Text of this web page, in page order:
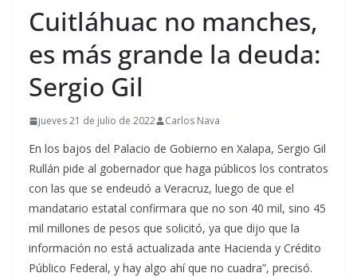
Cuitláhuac no manches,
es más grande la deuda:
Sergio Gil
jueves 21 de julio de 2022 Carlos Nava
En los bajos del Palacio de Gobierno en Xalapa, Sergio Gil
Rullán pide al gobernador que haga públicos los contratos
con las que se endeudó a Veracruz, luego de que el
mandatario estatal confirmara que no son 40 mil, sino 45
mil millones de pesos que solicitó, ya que dijo que la
información no está actualizada ante Hacienda y Crédito
Público Federal, y hay algo ahí que no cuadra”, precisó.